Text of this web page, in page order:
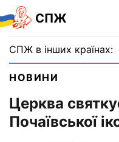
СПЖ
СПЖ в інших країнах:
НОВИНИ
Церква
Почаївської